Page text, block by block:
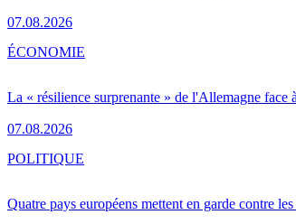
07.08.2026
La « résilience surprenante » de l'Allemagne face
07.08.2026
ÉCONOMIE
Quatre pays européens mettent en garde contre
POLITIQUE